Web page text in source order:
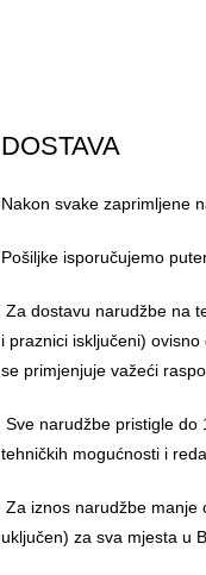
DOSTAVA
Nakon svake zaprimljene
Pošiljke isporučujemo
Za dostavu narudžbe na
i praznici isključeni)
se primjenjuje važeći
Sve narudžbe pristigle do
tehničkih mogućnosti i
Za iznos narudžbe manje
uključen) za sva mjesta u